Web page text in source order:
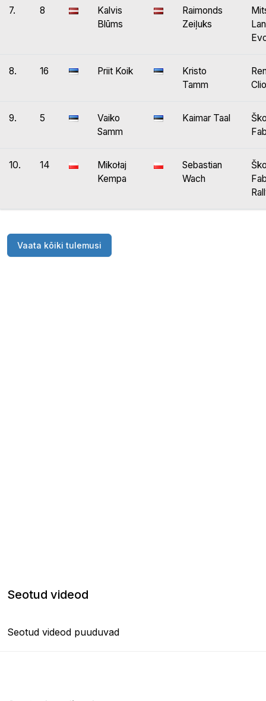
7. 8
Kalvis
Blūms
Raimonds
Zeiļuks
8. 16 Priit Koik
Kristo
Tamm
9. 5
Vaiko
Samm
Kaimar Taal
10. 14
Mikołaj
Kempa
Sebastian
Wach
Vaata kõiki tulemusi
Seotud videod
Seotud videod puuduvad